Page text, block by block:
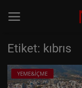
Anasayfa
Etiket: kıbrıs
YEME&İÇME